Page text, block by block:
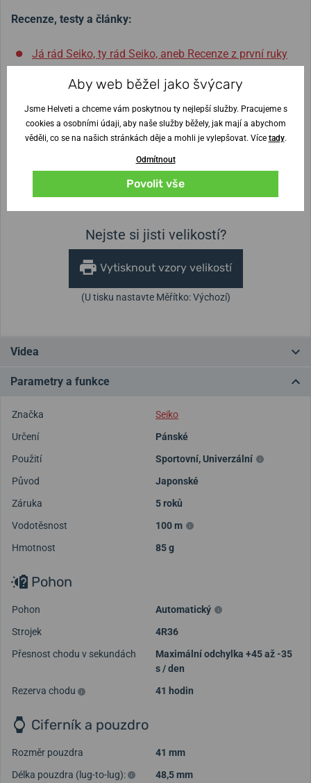
Recenze, testy a články:
Já rád Seiko, ty rád Seiko, aneb Recenze z první ruky
Průměr pouzdra
Nejste si jisti velikostí?
Vytisknout vzory velikostí
(U tisku nastavte Měřítko: Výchozí)
Videa
Parametry a funkce
Značka
Seiko
Určení
Pánské
Použití
Sportovní,Univerzální
Původ
Japonské
Záruka
5 roků
Vodotěsnost
100 m
Hmotnost
85 g
Pohon
Pohon
Automatický
Strojek
4R36
Přesnost chodu v sekundách
Maximální odchylka +45 až -35
s / den
Rezerva chodu
41 hodin
Ciferník a pouzdro
Rozměr pouzdra
41 mm
Délka pouzdra (lug-to-lug):
48,5 mm
Aby web běžel jako švýcary
Jsme Helveti a chceme vám poskytnou ty nejlepší služby. Pracujeme s
cookies a osobními údaji, aby naše služby běžely, jak mají a abychom
věděli, co se na našich stránkách děje a mohli je vylepšovat. Více tady.
Odmítnout
Povolit vše